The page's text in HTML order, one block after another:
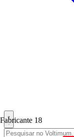
Fabricante 18